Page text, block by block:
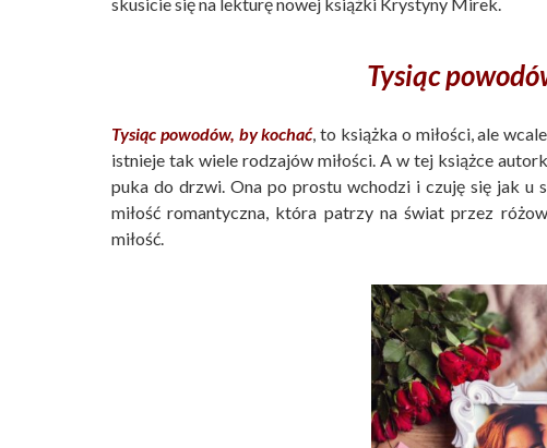
Tysiąc
Tysiąc powodów, by kochać, to książka o miłości, ale
istnieje tak wiele rodzajów miłości. A w tej książce
puka do drzwi. Ona po prostu wchodzi i czuję się jak u
miłość romantyczna, która patrzy na świat przez
miłość.